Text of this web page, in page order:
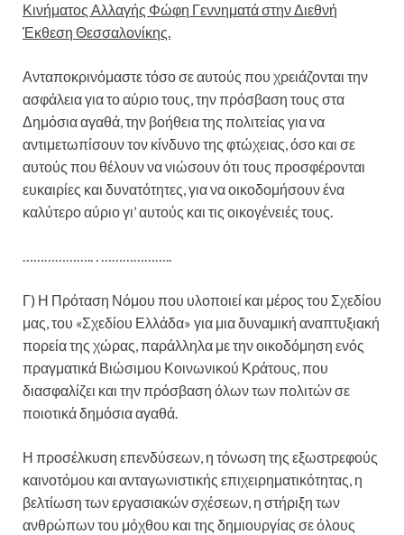
Κινήματος Αλλαγής Φώφη Γεννηματά στην Διεθνή
Έκθεση Θεσσαλονίκης.
Ανταποκρινόμαστε τόσο σε αυτούς που χρειάζονται την
ασφάλεια για το αύριο τους, την πρόσβαση τους στα
Δημόσια αγαθά, την βοήθεια της πολιτείας για να
αντιμετωπίσουν τον κίνδυνο της φτώχειας, όσο και σε
αυτούς που θέλουν να νιώσουν ότι τους προσφέρονται
ευκαιρίες και δυνατότητες, για να οικοδομήσουν ένα
καλύτερο αύριο γι’ αυτούς και τις οικογένειές τους.
……………….. . ………………..
Γ) Η Πρόταση Νόμου που υλοποιεί και μέρος του Σχεδίου
μας, του «Σχεδίου Ελλάδα» για μια δυναμική αναπτυξιακή
πορεία της χώρας, παράλληλα με την οικοδόμηση ενός
πραγματικά Βιώσιμου Κοινωνικού Κράτους, που
διασφαλίζει και την πρόσβαση όλων των πολιτών σε
ποιοτικά δημόσια αγαθά.
Η προσέλκυση επενδύσεων, η τόνωση της εξωστρεφούς
καινοτόμου και ανταγωνιστικής επιχειρηματικότητας, η
βελτίωση των εργασιακών σχέσεων, η στήριξη των
ανθρώπων του μόχθου και της δημιουργίας σε όλους